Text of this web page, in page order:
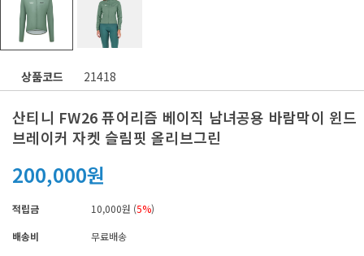
상품코드 21418
산티니 FW26 퓨어리즘 베이직 남녀공용 바람막이 윈드
브레이커 자켓 슬림핏 올리브그린
200,000원
적립금 10,000원 (5%)
배송비
무료배송